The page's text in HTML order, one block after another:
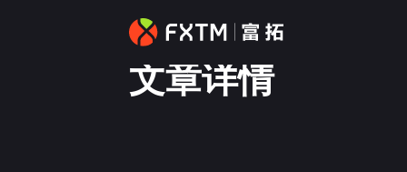
文章详情